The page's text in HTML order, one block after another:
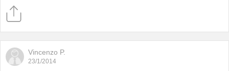
Vincenzo P.
23/1/2014